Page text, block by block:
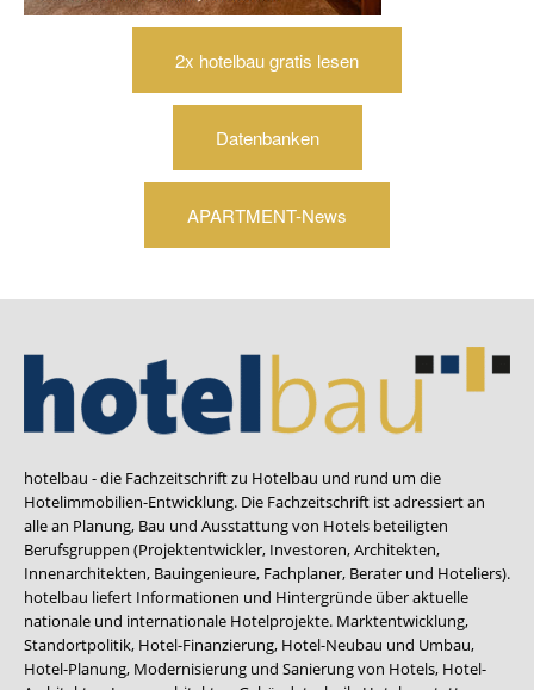
2x hotelbau gratis lesen
Datenbanken
APARTMENT-News
hotelbau - die Fachzeitschrift zu Hotelbau und rund um die
Hotelimmobilien-Entwicklung. Die Fachzeitschrift ist adressiert an
alle an Planung, Bau und Ausstattung von Hotels beteiligten
Berufsgruppen (Projektentwickler, Investoren, Architekten,
Innenarchitekten, Bauingenieure, Fachplaner, Berater und Hoteliers).
hotelbau liefert Informationen und Hintergründe über aktuelle
nationale und internationale Hotelprojekte. Marktentwicklung,
Standortpolitik, Hotel-Finanzierung, Hotel-Neubau und Umbau,
Hotel-Planung, Modernisierung und Sanierung von Hotels, Hotel-